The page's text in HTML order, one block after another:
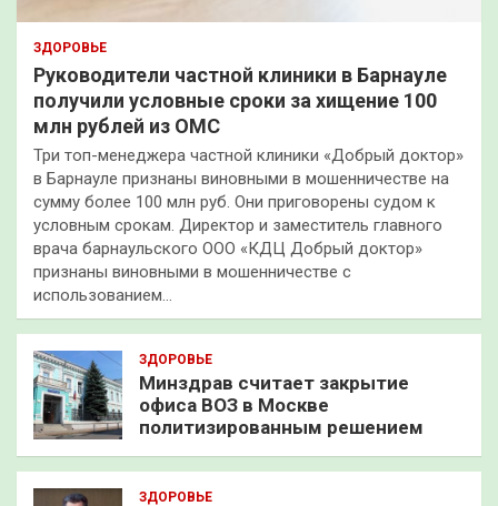
ЗДОРОВЬЕ
Руководители частной клиники в Барнауле
получили условные сроки за хищение 100
млн рублей из ОМС
Три топ-менеджера частной клиники «Добрый доктор»
в Барнауле признаны виновными в мошенничестве на
сумму более 100 млн руб. Они приговорены судом к
условным срокам. Директор и заместитель главного
врача барнаульского ООО «КДЦ Добрый доктор»
признаны виновными в мошенничестве с
использованием…
ЗДОРОВЬЕ
Минздрав считает закрытие
офиса ВОЗ в Москве
политизированным решением
ЗДОРОВЬЕ